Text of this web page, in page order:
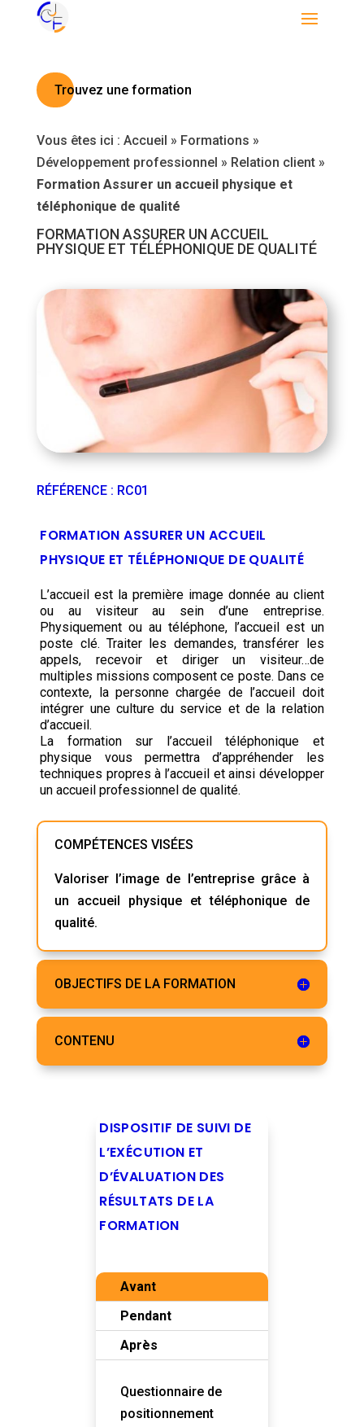
Trouvez une formation
Vous êtes ici : Accueil » Formations »
Développement professionnel » Relation client»
Formation Assurer un accueil physique et
téléphonique de qualité
FORMATION ASSURER UN ACCUEIL
PHYSIQUE ET TÉLÉPHONIQUE DE QUALITÉ
RÉFÉRENCE: RC01
FORMATION ASSURER UN ACCUEIL
PHYSIQUE ET TÉLÉPHONIQUE DE QUALITÉ
L’accueil est la première image donnée au client
ou au visiteur au sein d’une entreprise.
Physiquement ou au téléphone, l’accueil est un
poste clé. Traiter les demandes, transférer les
appels, recevoir et diriger un visiteur…de
multiples missions composent ce poste. Dans ce
contexte, la personne chargée de l’accueil doit
intégrer une culture du service et de la relation
d’accueil.
La formation sur l’accueil téléphonique et
physique vous permettra d’appréhender les
techniques propres à l’accueil et ainsi développer
un accueil professionnel de qualité.
COMPÉTENCES VISÉES
Valoriser l’image de l’entreprise grâce à
un accueil physique et téléphonique de
qualité.
OBJECTIFS DE LA FORMATION
CONTENU
DISPOSITIF DE SUIVI DE
L’EXÉCUTION ET
D’ÉVALUATION DES
RÉSULTATS DE LA
FORMATION
Avant
Pendant
Après
Questionnaire de
positionnement